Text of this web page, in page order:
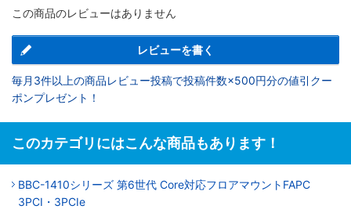
この商品のレビューはありません
レビューを書く
毎月3件以上の商品レビュー投稿で投稿件数×500円分の値引クー
ポンプレゼント！
このカテゴリにはこんな商品もあります！
BBC-1410シリーズ 第6世代 Core対応フロアマウントFAPC
3PCI・3PCIe